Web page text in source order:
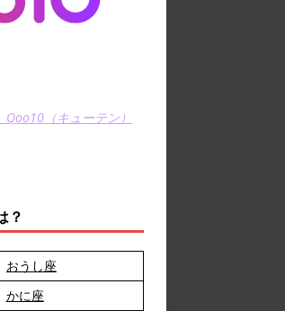
（キューテン）
？
おうし座
かに座